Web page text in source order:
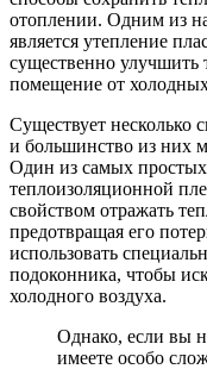
отоплении. Одним из
является утепление
существенно улучшить
помещение от
Существует несколько
и большинство из них
Один из самых
теплоизоляционной
свойством отражать
предотвращая его
использовать
подоконника, чтобы
холодного воздуха.
Однако, если вы
имеете особо